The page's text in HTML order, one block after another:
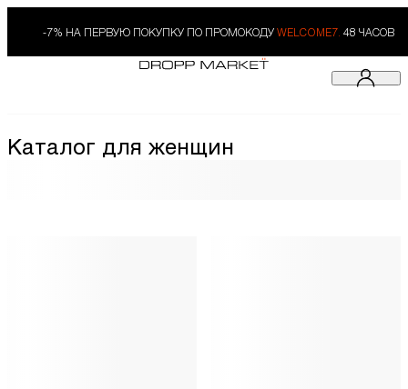
-7% НА ПЕРВУЮ ПОКУПКУ ПО ПРОМОКОДУ WELCOME7. 48 ЧАСОВ
Каталог для женщин